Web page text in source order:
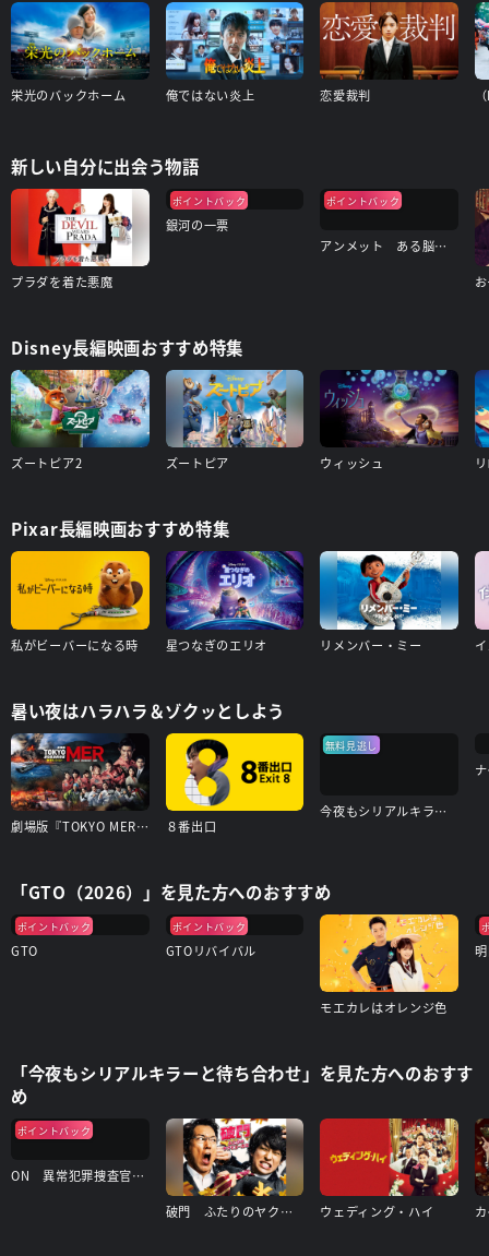
栄光のバックホーム 俺ではない炎上 恋愛裁判
新しい自分に出会う物語
プラダを着た悪魔
ポイントバック
銀河の一票
ポイントバック
アンメット ある脳外科医の日記
Disney長編映画おすすめ特集
ズートピア2 ズートピア ウィッシュ
Pixar長編映画おすすめ特集
私がビーバーになる時 星つなぎのエリオ リメンバー・ミー
暑い夜はハラハラ＆ゾクッとしよう
劇場版『TOKYO MER～走る緊急救命室～南海ミッション』 ８番出口
無料見逃し
今夜もシリアルキラーと待ち合わせ
「GTO（2026）」を見た方へのおすすめ
ポイントバック
GTO
ポイントバック
GTOリバイバル
モエカレはオレンジ色
「今夜もシリアルキラーと待ち合わせ」を見た方へのおすす
め
ポイントバック
ON 異常犯罪捜査官・藤堂比奈子
破門 ふたりのヤクビョーガミ ウェディング・ハイ